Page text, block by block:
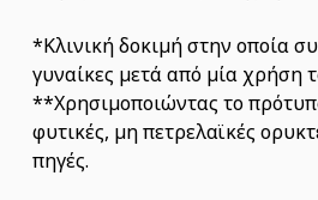
*Κλινική δοκιμή στην οποία
γυναίκες μετά από μία χρήση
**Χρησιμοποιώντας το
φυτικές, μη πετρελαϊκές
πηγές.